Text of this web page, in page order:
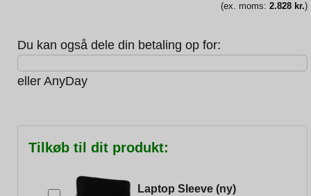
var:(ex. moms: 2.828 kr.)
Du kan også dele din betaling op for:
eller AnyDay
Tilkøb til dit produkt:
Laptop Sleeve (ny)